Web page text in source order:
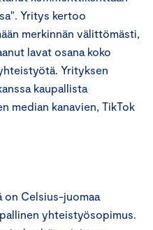
Yritys kertoo
merkinnän välittömästi,
lavat osana koko
Yrityksen
kaupallista
median kanavien, TikTok
on Celsius-juomaa
yhteistyösopimus.